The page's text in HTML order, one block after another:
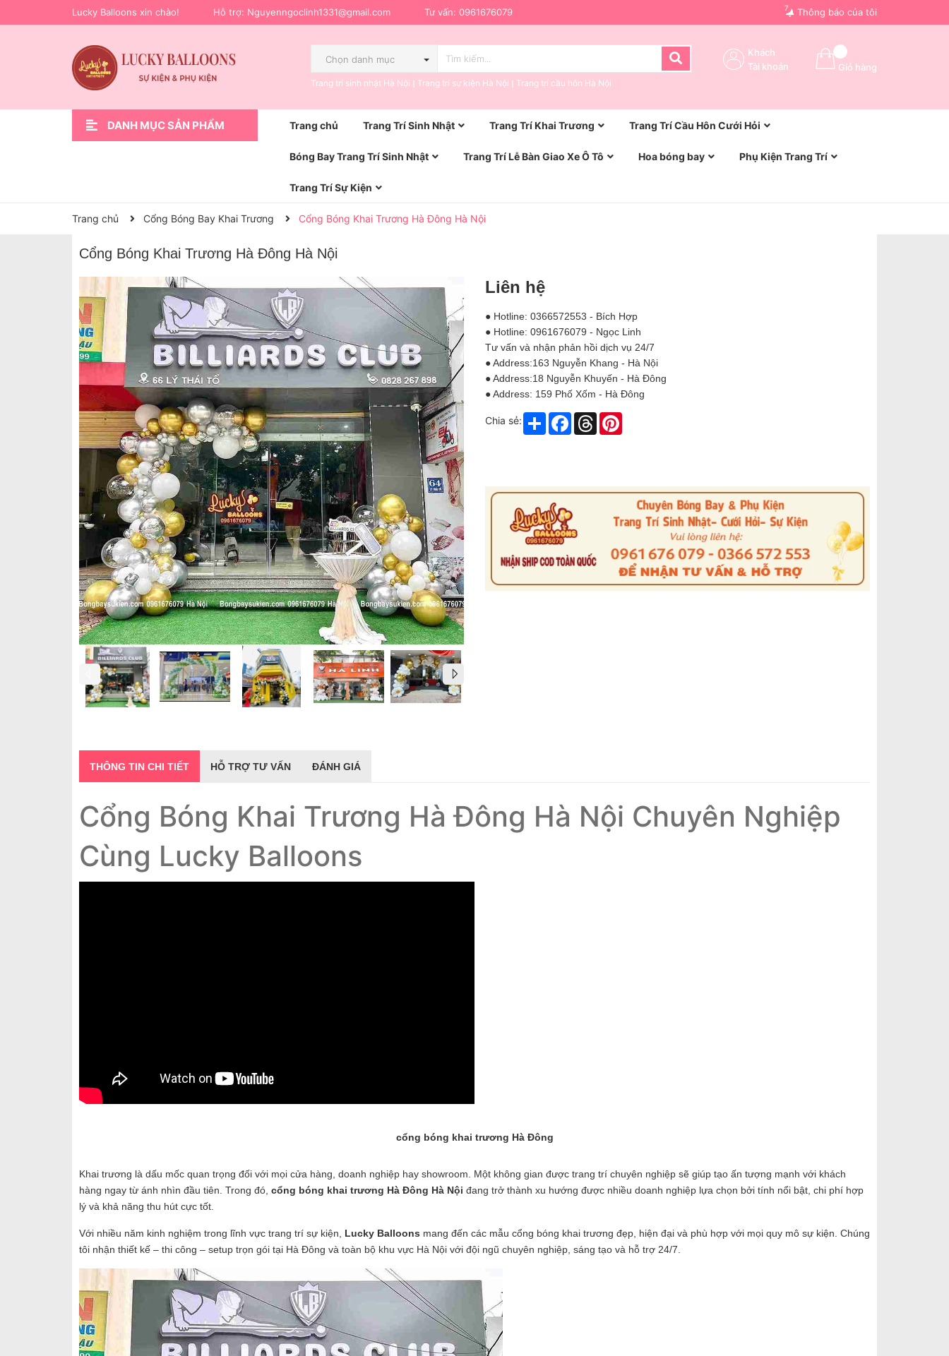
Lucky Balloons xin chào! Hỗ trợ: Nguyenngoclinh1331@gmail.com Tư vấn: 0961676079 Thông báo của tôi
7
Chọn danh mục
Trang trí sinh nhật Hà Nội Trang trí sự kiện Hà Nội Trang trí cầu hôn Hà Nội
Giỏ hàng
Khách
Tài khoản
DANH MỤC SẢN PHẨM Trang chủ Trang Trí Sinh Nhật Trang Trí Khai Trương Trang Trí Cầu Hôn Cưới Hỏi
Bóng Bay Trang Trí Sinh Nhật Trang Trí Lễ Bàn Giao Xe Ô Tô Hoa bóng bay Phụ Kiện Trang Trí
Trang Trí Sự Kiện
Trang chủ Cổng Bóng Bay Khai Trương Cổng Bóng Khai Trương Hà Đông Hà Nội
Cổng Bóng Khai Trương Hà Đông Hà Nội
Liên hệ
● Hotline: 0366572553 - Bích Hợp
● Hotline: 0961676079 - Ngọc Linh
Tư vấn và nhận phản hồi dịch vụ 24/7
● Address:163 Nguyễn Khang - Hà Nội
● Address:18 Nguyễn Khuyến - Hà Đông
● Address: 159 Phố Xốm - Hà Đông
Chia sẻ: Share Facebook
Threads
THÔNG TIN CHI TIẾT HỖ TRỢ TƯ VẤN ĐÁNH GIÁ
Cổng Bóng Khai Trương Hà Đông Hà Nội Chuyên Nghiệp
Cùng Lucky Balloons
cổng bóng khai trương Hà Đông
Khai trương là dấu mốc quan trọng đối với mọi cửa hàng, doanh nghiệp hay showroom. Một không gian được trang trí chuyên nghiệp sẽ giúp tạo ấn tượng mạnh với khách
hàng ngay từ ánh nhìn đầu tiên. Trong đó, cổng bóng khai trương Hà Đông Hà Nội đang trở thành xu hướng được nhiều doanh nghiệp lựa chọn bởi tính nổi bật, chi phí hợp
lý và khả năng thu hút cực tốt.
Với nhiều năm kinh nghiệm trong lĩnh vực trang trí sự kiện, Lucky Balloons mang đến các mẫu cổng bóng khai trương đẹp, hiện đại và phù hợp với mọi quy mô sự kiện. Chúng
tôi nhận thiết kế – thi công – setup trọn gói tại Hà Đông và toàn bộ khu vực Hà Nội với đội ngũ chuyên nghiệp, sáng tạo và hỗ trợ 24/7.